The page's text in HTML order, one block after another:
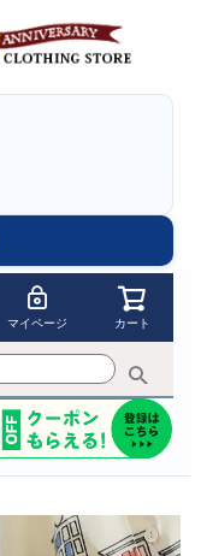
マイページ カート